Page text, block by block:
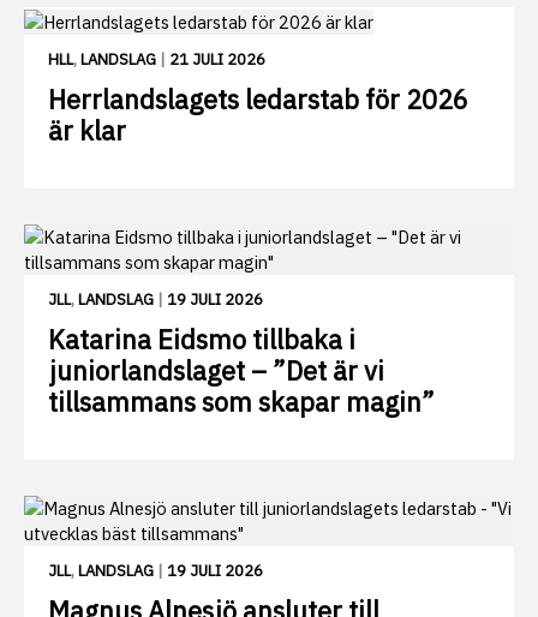
HLL,LANDSLAG | 21 JULI 2026
Herrlandslagets ledarstab för 2026
är klar
JLL,LANDSLAG | 19 JULI 2026
Katarina Eidsmo tillbaka i
juniorlandslaget – ”Det är vi
tillsammans som skapar magin”
JLL,LANDSLAG | 19 JULI 2026